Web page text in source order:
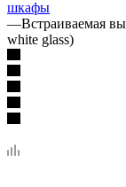
шкафы
—Встраиваемая
white glass)